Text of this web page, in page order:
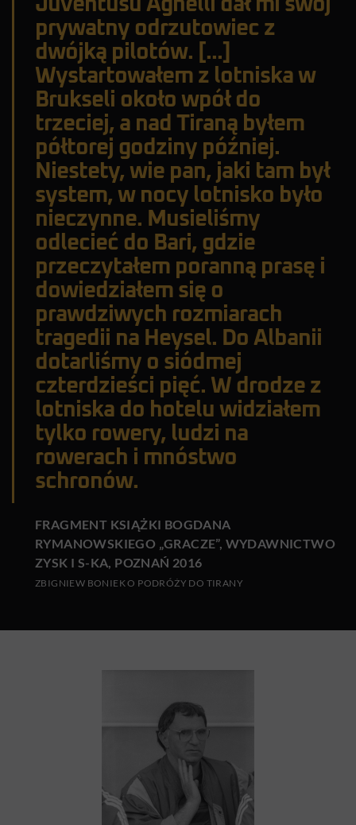
Juventusu Agnelli dał mi swój
prywatny odrzutowiec z
dwójką pilotów. [...]
Wystartowałem z lotniska w
Brukseli około wpół do
trzeciej, a nad Tiraną byłem
półtorej godziny później.
Niestety, wie pan, jaki tam był
system, w nocy lotnisko było
nieczynne. Musieliśmy
odlecieć do Bari, gdzie
przeczytałem poranną prasę i
dowiedziałem się o
prawdziwych rozmiarach
tragedii na Heysel. Do Albanii
dotarliśmy o siódmej
czterdzieści pięć. W drodze z
lotniska do hotelu widziałem
tylko rowery, ludzi na
rowerach i mnóstwo
schronów.
FRAGMENT KSIĄŻKI BOGDANA
RYMANOWSKIEGO „GRACZE”, WYDAWNICTWO
ZYSK I S-KA, POZNAŃ 2016
ZBIGNIEW BONIEK O PODRÓŻY DO TIRANY